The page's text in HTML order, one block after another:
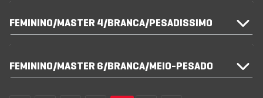
FEMININO/MASTER 4/BRANCA/PESADISSIMO
FEMININO/MASTER 6/BRANCA/MEIO-PESADO